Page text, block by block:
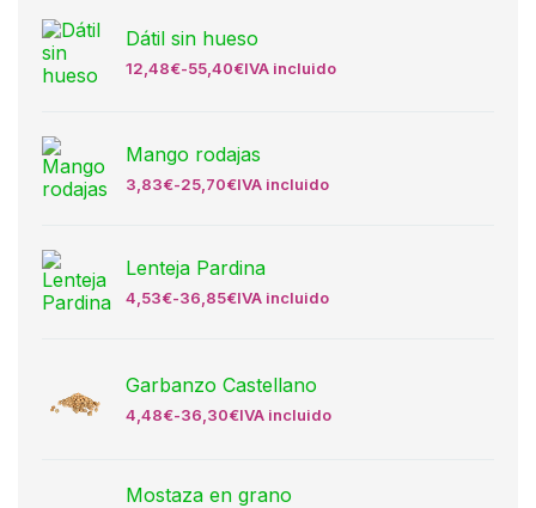
Dátil sin hueso
12,48€-55,40€IVA incluido
Mango rodajas
3,83€-25,70€IVA incluido
Lenteja Pardina
4,53€-36,85€IVA incluido
Garbanzo Castellano
4,48€-36,30€IVA incluido
Mostaza en grano